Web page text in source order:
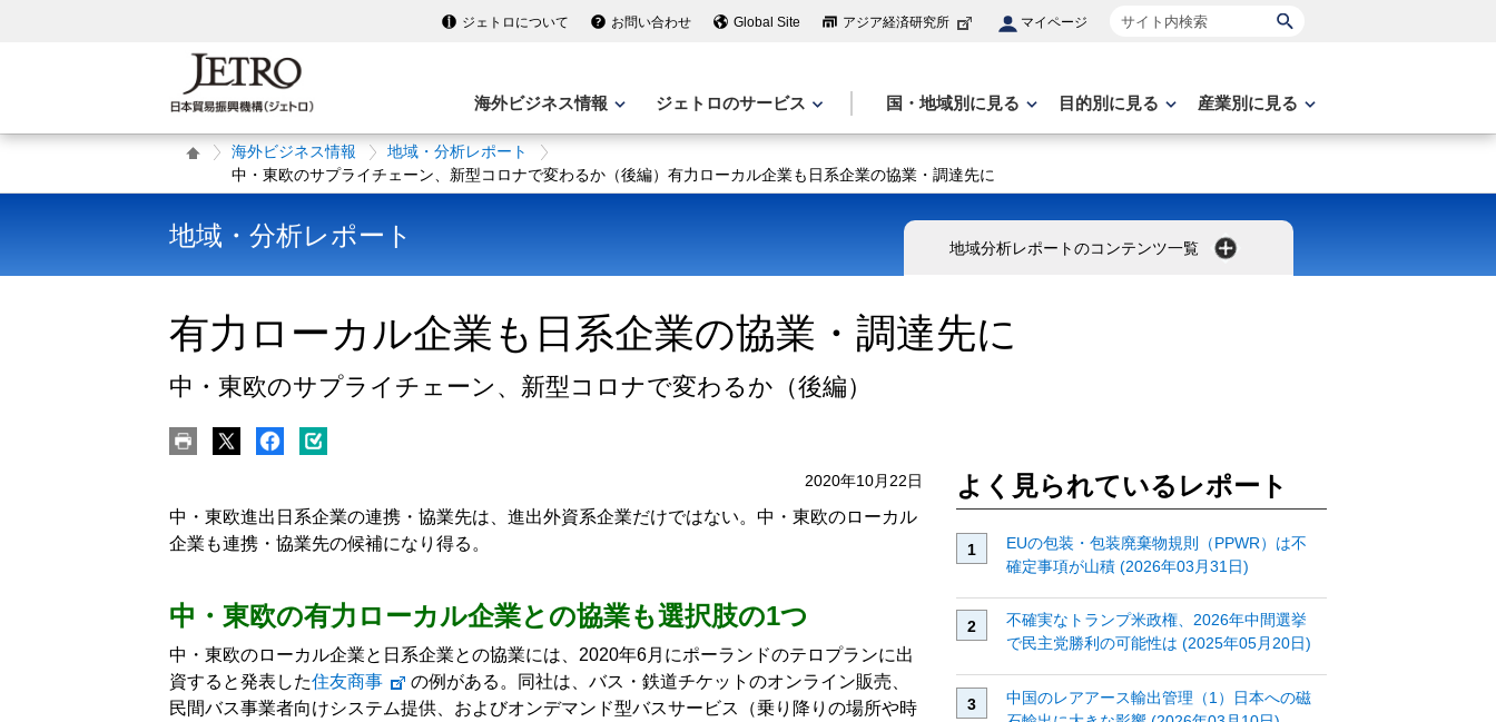
ジェトロについて お問い合わせ Global Site アジア経済研究所 マイページ サイト内検索
海外ビジネス情報 ジェトロのサービス 国・地域別に見る 目的別に見る 産業別に見る
海外ビジネス情報
地域・分析レポート
中・東欧のサプライチェーン、新型コロナで変わるか（後編）有力ローカル企業も日系企業の協業・調達先に
地域・分析レポート 地域分析レポートのコンテンツ一覧
有力ローカル企業も日系企業の協業・調達先に
中・東欧のサプライチェーン、新型コロナで変わるか（後編）
2020年10月22日
中・東欧進出日系企業の連携・協業先は、進出外資系企業だけではない。中・東欧のローカル
企業も連携・協業先の候補になり得る。
中・東欧の有力ローカル企業との協業も選択肢の1つ
中・東欧のローカル企業と日系企業との協業には、2020年6月にポーランドのテロプランに出
資すると発表した住友商事
の例がある。同社は、バス・鉄道チケットのオンライン販売、
民間バス事業者向けシステム提供、およびオンデマンド型バスサービス（乗り降りの場所や時
よく見られているレポート
EUの包装・包装廃棄物規則（PPWR）は不
確定事項が山積 (2026年03月31日)
不確実なトランプ米政権、2026年中間選挙
で民主党勝利の可能性は (2025年05月20日)
中国のレアアース輸出管理（1）日本への磁